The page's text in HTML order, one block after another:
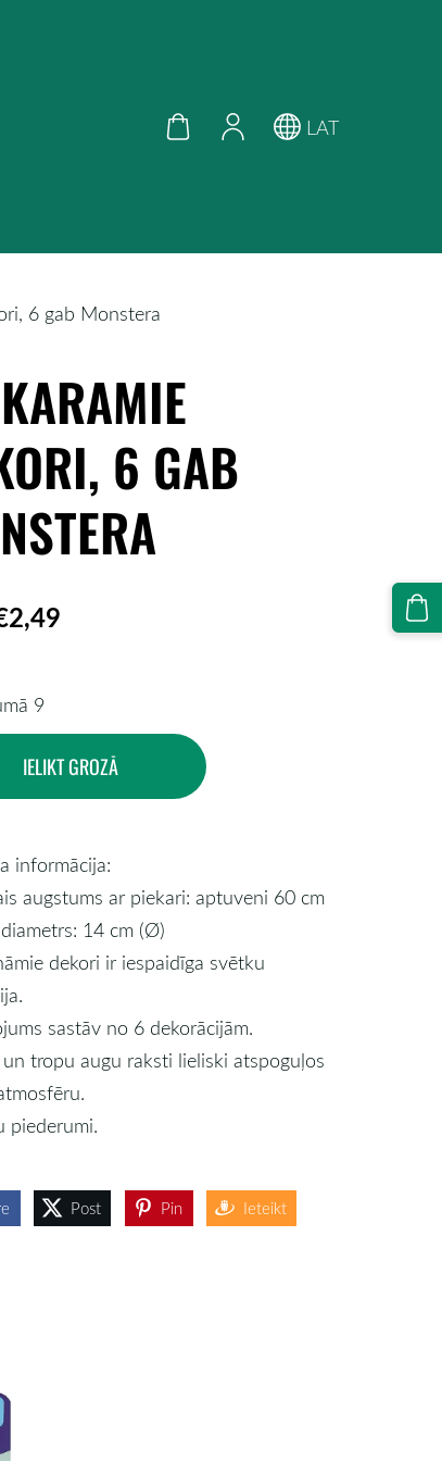
LAT
6 gab Monstera
6 GAB
9
IELIKT GROZĀ
informācija:
augstums ar piekari: aptuveni 60 cm
14 cm (Ø)
dekori ir iespaidīga svētku
sastāv no 6 dekorācijām.
tropu augu raksti lieliski atspoguļos
piederumi.
Post Pin Ieteikt